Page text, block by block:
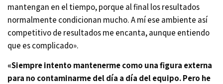
mantengan en el tiempo, porque al final los resultados
normalmente condicionan mucho. A mí ese ambiente así
competitivo de resultados me encanta, aunque entiendo
que es complicado».
«Siempre intento mantenerme como una figura externa
para no contaminarme del día a día del equipo. Pero he